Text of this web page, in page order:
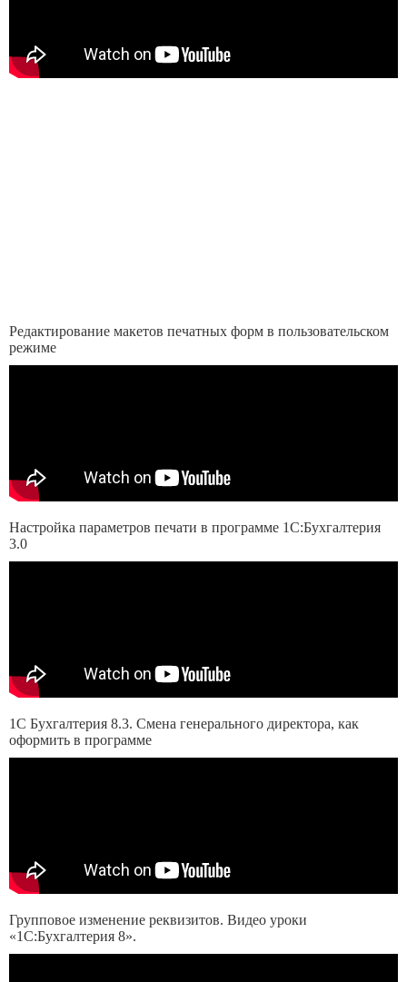
Редактирование макетов печатных форм в пользовательском
режиме
Настройка параметров печати в программе 1С:Бухгалтерия
3.0
1С Бухгалтерия 8.3. Смена генерального директора, как
оформить в программе
Групповое изменение реквизитов. Видео уроки
«1С:Бухгалтерия 8».